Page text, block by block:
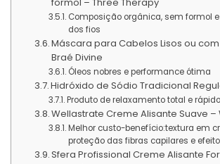
Composição orgânica, sem formol
dos fios
Máscara para Cabelos Lisos ou
Braé Divine
Óleos nobres e performance ótima
Hidróxido de Sódio Tradicional
Produto de relaxamento total e rápido
Wellastrate Creme Alisante Suave –
Melhor custo-benefício:textura em
proteção das fibras capilares e
Sfera Profissional Creme Alisante